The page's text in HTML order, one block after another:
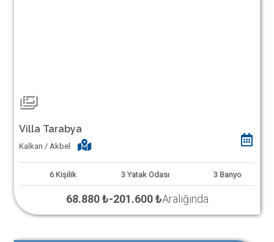
Villa Tarabya
Kalkan / Akbel
6 Kişilik 3 Yatak Odası 3 Banyo
68.880 ₺-201.600 ₺Aralığında